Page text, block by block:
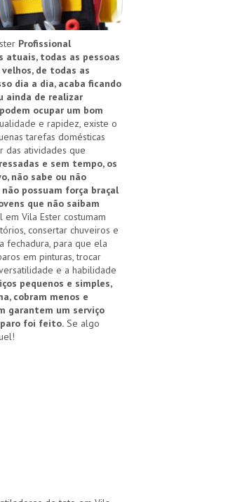
Profissional
atuais, todas as pessoas
de todas as
dia a dia, acaba ficando
ainda de realizar
ocupar um bom
e rapidez, existe o
tarefas domésticas
das atividades que
e sem tempo, os
não sabe ou não
possuam força braçal
que não saibam
Vila Ester costumam
consertar chuveiros e
fechadura, para que ela
em pinturas, trocar
e a habilidade
pequenos e simples,
cobram menos e
garantem um serviço
foi feito. Se algo